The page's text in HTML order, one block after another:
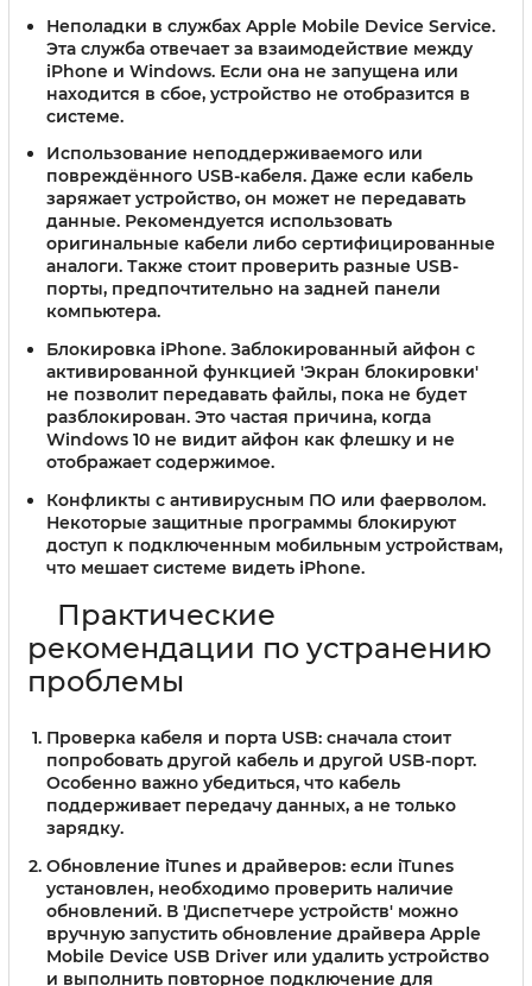
Неполадки в службах Apple Mobile Device Service.
Эта служба отвечает за взаимодействие между
iPhone и Windows. Если она не запущена или
находится в сбое, устройство не отобразится в
системе.
Использование неподдерживаемого или
повреждённого USB-кабеля. Даже если кабель
заряжает устройство, он может не передавать
данные. Рекомендуется использовать
оригинальные кабели либо сертифицированные
аналоги. Также стоит проверить разные USB-
порты, предпочтительно на задней панели
компьютера.
Блокировка iPhone. Заблокированный айфон с
активированной функцией 'Экран блокировки'
не позволит передавать файлы, пока не будет
разблокирован. Это частая причина, когда
Windows 10 не видит айфон как флешку и не
отображает содержимое.
Конфликты с антивирусным ПО или фаерволом.
Некоторые защитные программы блокируют
доступ к подключенным мобильным устройствам,
что мешает системе видеть iPhone.
Практические
рекомендации по устранению
проблемы
Проверка кабеля и порта USB: сначала стоит
попробовать другой кабель и другой USB-порт.
Особенно важно убедиться, что кабель
поддерживает передачу данных, а не только
зарядку.
Обновление iTunes и драйверов: если iTunes
установлен, необходимо проверить наличие
обновлений. В 'Диспетчере устройств' можно
вручную запустить обновление драйвера Apple
Mobile Device USB Driver или удалить устройство
и выполнить повторное подключение для